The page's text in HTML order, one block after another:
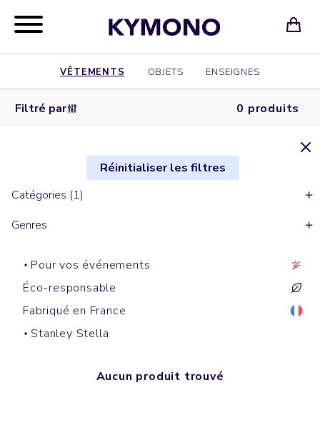
VÊTEMENTS OBJETS ENSEIGNES
Filtré par 0 produits
Réinitialiser les filtres
Catégories (1)
Genres
Pour vos événements
Éco-responsable
Fabriqué en France
Stanley Stella
Aucun produit trouvé